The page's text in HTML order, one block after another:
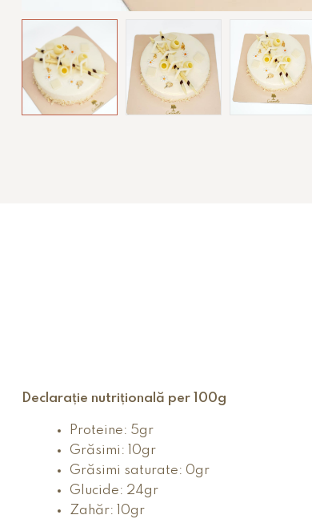
Declarație nutrițională per 100g
Proteine: 5gr
Grăsimi: 10gr
Grăsimi saturate: 0gr
Glucide: 24gr
Zahăr: 10gr